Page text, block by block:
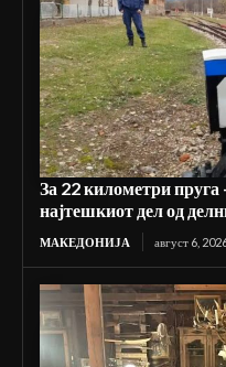
За 22 километри пруга
најтешкиот дел од
МАКЕДОНИЈА август 6,